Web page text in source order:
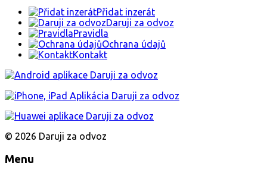
Přidat inzerát
Daruji za odvoz
Pravidla
Ochrana údajů
Kontakt
© 2026 Daruji za odvoz
Menu